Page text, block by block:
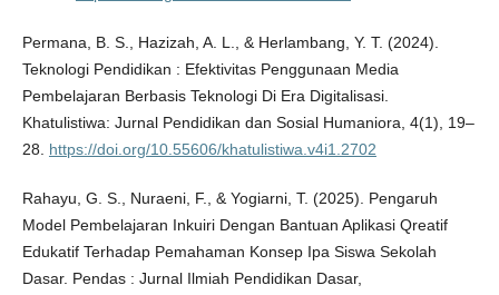
Permana, B. S., Hazizah, A. L., & Herlambang, Y. T. (2024).
Teknologi Pendidikan : Efektivitas Penggunaan Media
Pembelajaran Berbasis Teknologi Di Era Digitalisasi.
Khatulistiwa: Jurnal Pendidikan dan Sosial Humaniora, 4(1), 19–
28. https://doi.org/10.55606/khatulistiwa.v4i1.2702
Rahayu, G. S., Nuraeni, F., & Yogiarni, T. (2025). Pengaruh
Model Pembelajaran Inkuiri Dengan Bantuan Aplikasi Qreatif
Edukatif Terhadap Pemahaman Konsep Ipa Siswa Sekolah
Dasar. Pendas : Jurnal Ilmiah Pendidikan Dasar,